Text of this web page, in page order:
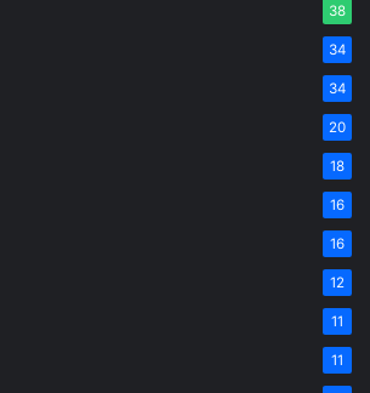
38
34
34
20
18
16
16
12
11
11